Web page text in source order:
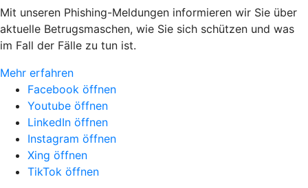
Mit unseren Phishing-Meldungen informieren wir Sie über
aktuelle Betrugsmaschen, wie Sie sich schützen und was
im Fall der Fälle zu tun ist.
Mehr erfahren
Facebook öffnen
Youtube öffnen
LinkedIn öffnen
Instagram öffnen
Xing öffnen
TikTok öffnen